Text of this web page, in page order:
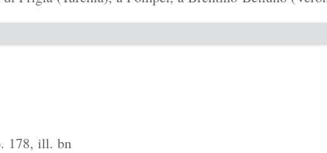
178, ill. bn